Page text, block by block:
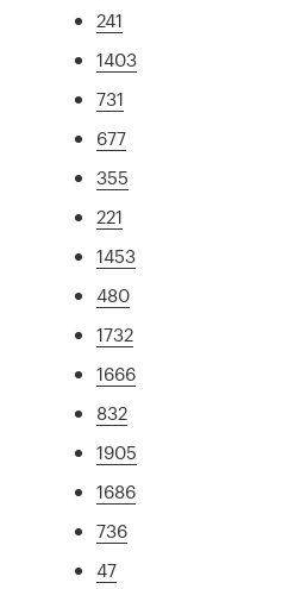
241
1403
731
677
355
221
1453
480
1732
1666
832
1905
1686
736
47